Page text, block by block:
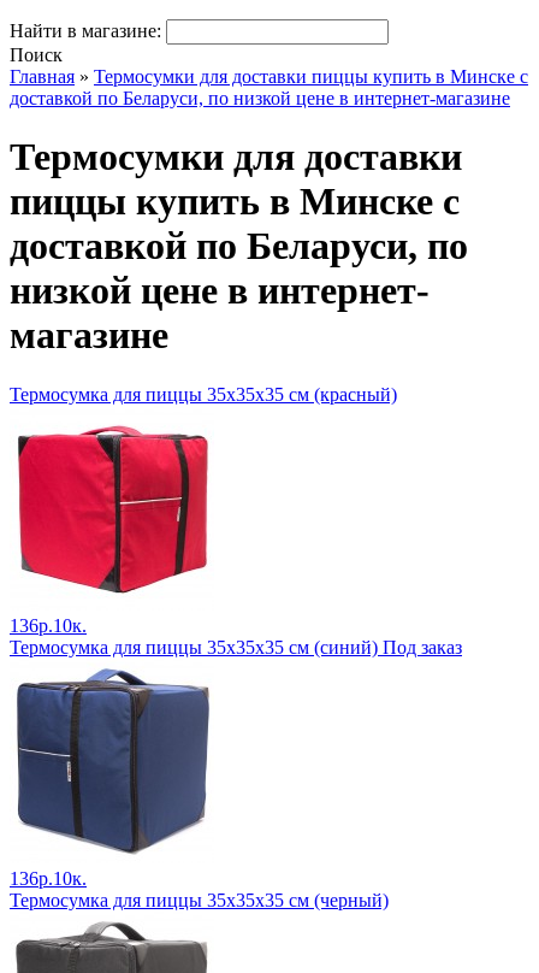
Найти в магазине:
Поиск
Главная » Термосумки для доставки пиццы купить в Минске с
доставкой по Беларуси, по низкой цене в интернет-магазине
Термосумки для доставки
пиццы купить в Минске с
доставкой по Беларуси, по
низкой цене в интернет-
магазине
Термосумка для пиццы 35х35х35 см (красный)
136р.10к.
Термосумка для пиццы 35х35х35 см (синий) Под заказ
136р.10к.
Термосумка для пиццы 35х35х35 см (черный)